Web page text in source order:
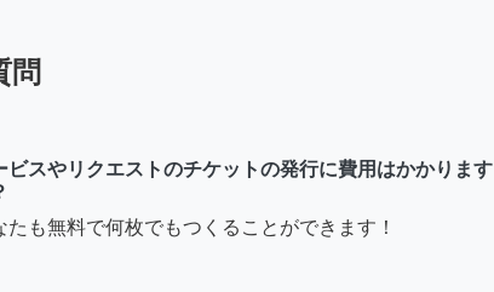
問
ビスやリクエストのチケットの発行に費用はかかります
たも無料で何枚でもつくることができます！